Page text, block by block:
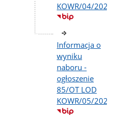
KOWR/04/2026
Informacja o
wyniku
naboru -
ogłoszenie
85/OT LOD
KOWR/05/2026